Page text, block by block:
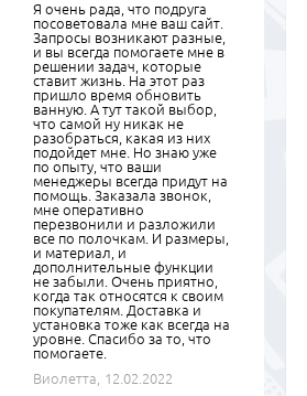
Я очень рада, что подруга
посоветовала мне ваш сайт.
Запросы возникают разные,
и вы всегда помогаете мне в
решении задач, которые
ставит жизнь. На этот раз
пришло время обновить
ванную. А тут такой выбор,
что самой ну никак не
разобраться, какая из них
подойдет мне. Но знаю уже
по опыту, что ваши
менеджеры всегда придут на
помощь. Заказала звонок,
мне оперативно
перезвонили и разложили
все по полочкам. И размеры,
и материал, и
дополнительные функции
не забыли. Очень приятно,
когда так относятся к своим
покупателям. Доставка и
установка тоже как всегда на
уровне. Спасибо за то, что
помогаете.
Виолетта,
12.02.2022